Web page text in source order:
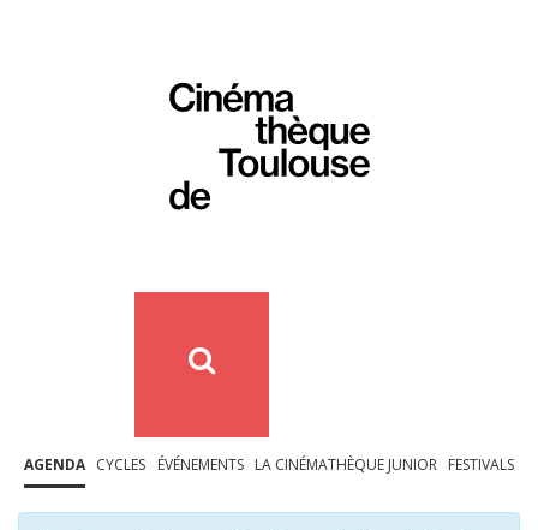
AGENDA CYCLES ÉVÉNEMENTS LA CINÉMATHÈQUE JUNIOR FESTIVALS